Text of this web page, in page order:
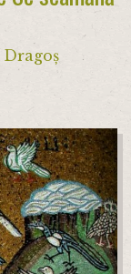
Dragoș